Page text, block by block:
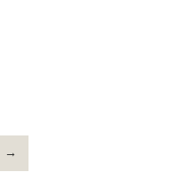
→